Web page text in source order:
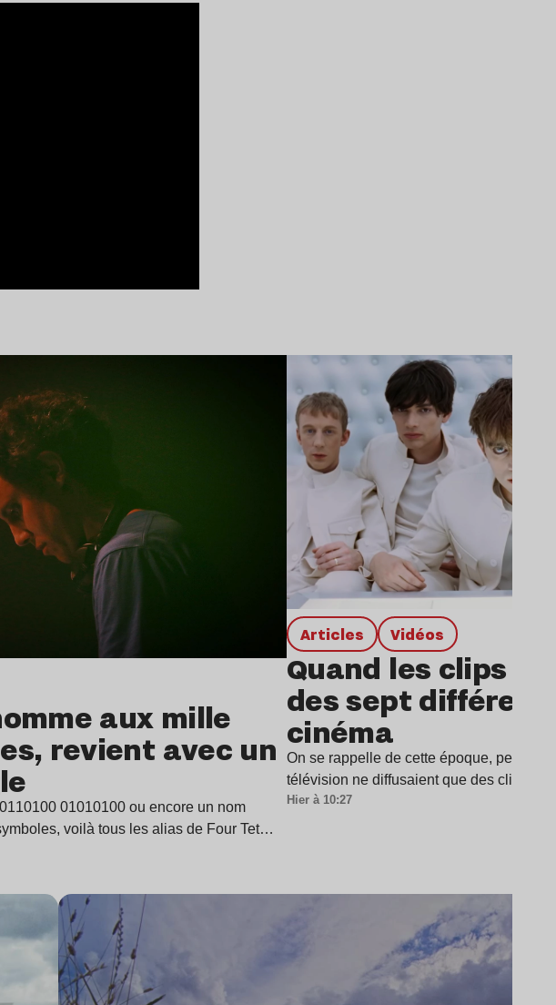
aux mille
revient avec un
01010100 ou encore un nom
voilà tous les alias de Four Tet…
Articles Vidéos
Quand les clips
des sept
cinéma
On se rappelle de cette époque,
télévision ne diffusaient que des clips
Hier à 10:27
Lire l’article
Lire l’article